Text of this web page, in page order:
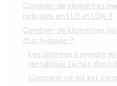
Combien de kilomètres
hybrides en LLD et LOA ?
Combien de kilomètres
d’un hybride ?
Les données à prendre
rentabiliser l’achat d’un
Comparer ce qui est